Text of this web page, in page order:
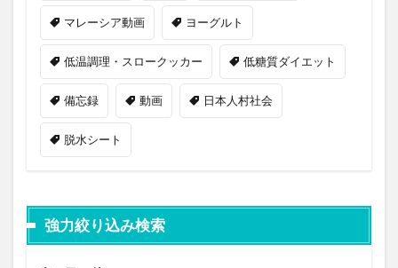
マレーシア動画 ヨーグルト
低温調理・スロークッカー 低糖質ダイエット
備忘録 動画 日本人村社会
脱水シート
強力絞り込み検索